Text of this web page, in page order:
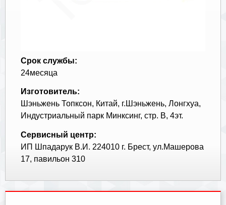
Срок службы:
24месяца
Изготовитель:
Шэньжень Топксон, Китай, г.Шэньжень, Лонгхуа,
Индустриальный парк Минксинг, стр. В, 4эт.
Сервисный центр:
ИП Шпадарук В.И. 224010 г. Брест, ул.Машерова
17, павильон 310